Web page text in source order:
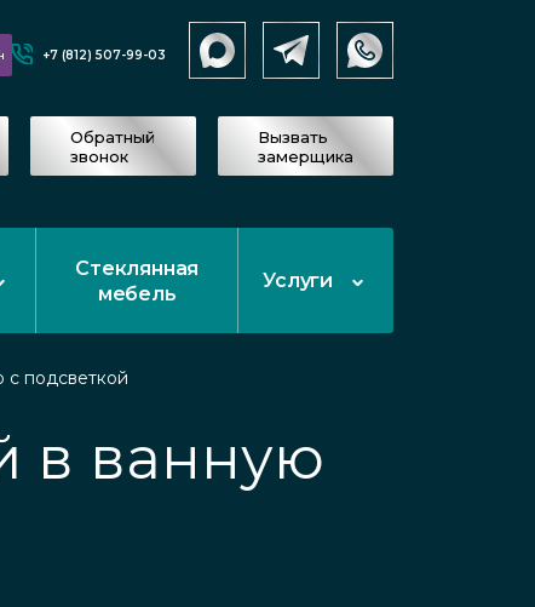
+7 (812) 507-99-03
Обратный
звонок
Вызвать
замерщика
Стеклянная
мебель
Услуги
с подсветкой
в ванную